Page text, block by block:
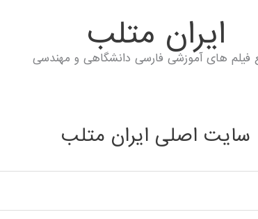
ايران متلب
فیلم های آموزشی فارسی دانشگاهی و مهندسی
سایت اصلی ایران متلب